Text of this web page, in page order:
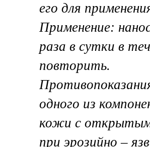
его для
Применение:
раза в сутки в
повторить.
одного из
кожи с
при эрозийно –